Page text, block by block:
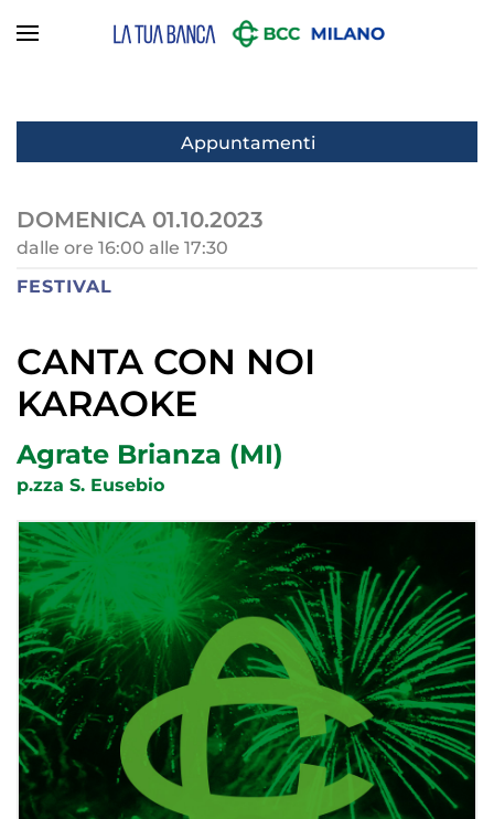
Appuntamenti
DOMENICA 01.10.2023
dalle ore 16:00 alle 17:30
FESTIVAL
CANTA CON NOI
KARAOKE
Agrate Brianza (MI)
p.zza S. Eusebio